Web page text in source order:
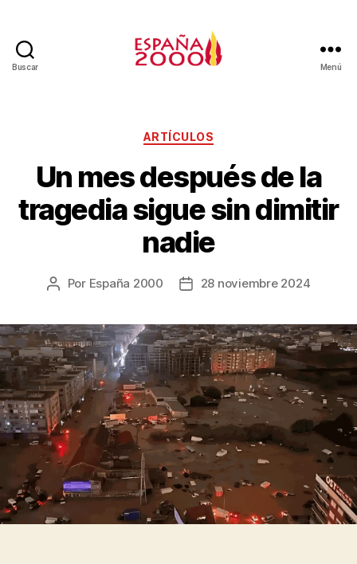
Buscar Menú
ARTÍCULOS
Un mes después de la
tragedia sigue sin dimitir
nadie
Por España 2000 28 noviembre 2024